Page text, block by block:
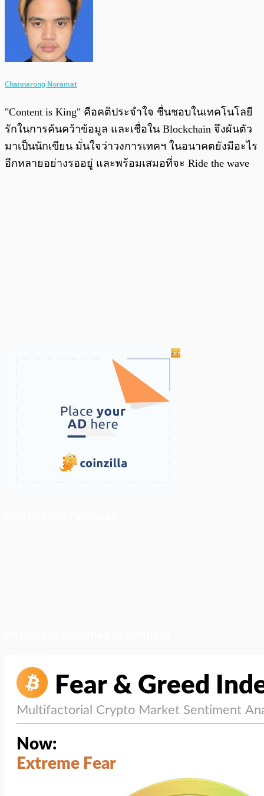
Channarong Noramat
"Content is King" คือคติประจำใจ ชื่นชอบในเทคโนโลยี
รักในการค้นคว้าข้อมูล และเชื่อใน Blockchain จึงผันตัว
มาเป็นนักเขียน มั่นใจว่าวงการเทคฯ ในอนาคตยังมีอะไร
อีกหลายอย่างรออยู่ และพร้อมเสมอที่จะ Ride the wave